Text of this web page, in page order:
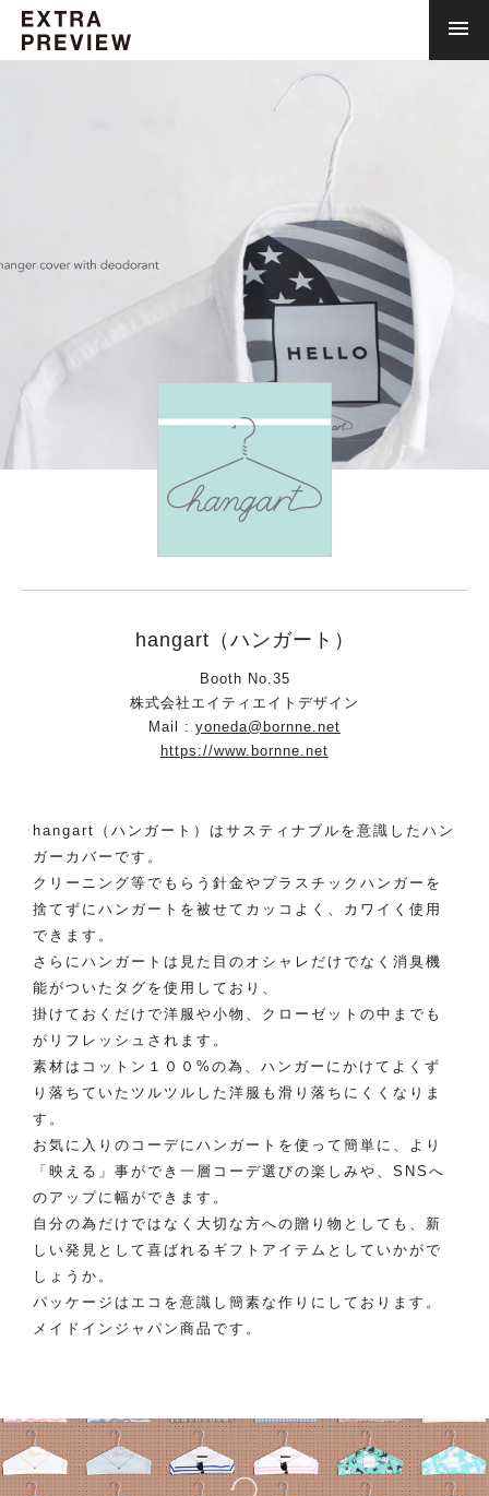
hangart（ハンガート）
Booth No.35
株式会社エイティエイトデザイン
Mail : yoneda@bornne.net
https://www.bornne.net
hangart（ハンガート）はサスティナブルを意識したハン
ガーカバーです。
クリーニング等でもらう針金やプラスチックハンガーを
捨てずにハンガートを被せてカッコよく、カワイく使用
できます。
さらにハンガートは見た目のオシャレだけでなく消臭機
能がついたタグを使用しており、
掛けておくだけで洋服や小物、クローゼットの中までも
がリフレッシュされます。
素材はコットン１００%の為、ハンガーにかけてよくず
り落ちていたツルツルした洋服も滑り落ちにくくなりま
す。
お気に入りのコーデにハンガートを使って簡単に、より
「映える」事ができ一層コーデ選びの楽しみや、SNSへ
のアップに幅ができます。
自分の為だけではなく大切な方への贈り物としても、新
しい発見として喜ばれるギフトアイテムとしていかがで
しょうか。
パッケージはエコを意識し簡素な作りにしております。
メイドインジャパン商品です。